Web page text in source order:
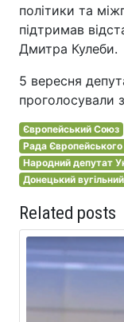
політики та
підтримав
Дмитра Кулеби.
5 вересня
проголосували
Європейський Союз
Рада
Народний депутат
Донецький
Related posts